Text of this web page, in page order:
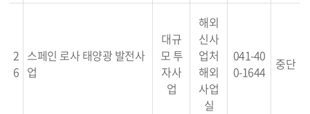
2
6
스페인 로사 태양광 발전사
업
대규
모 투
자사
업
해외
신사
업처
해외
사업
실
041-40
0-1644
중단